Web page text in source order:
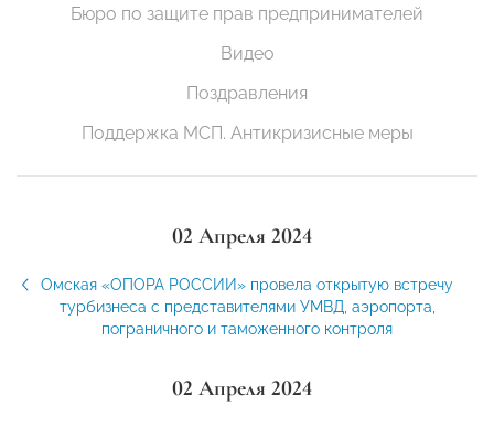
Бюро по защите прав предпринимателей
Видео
Поздравления
Поддержка МСП. Антикризисные меры
02 Апреля 2024
Омская «ОПОРА РОССИИ» провела открытую встречу
турбизнеса с представителями УМВД, аэропорта,
пограничного и таможенного контроля
02 Апреля 2024